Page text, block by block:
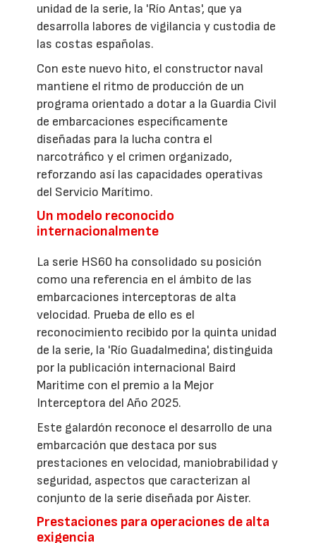
unidad de la serie, la 'Río Antas', que ya
desarrolla labores de vigilancia y custodia de
las costas españolas.
Con este nuevo hito, el constructor naval
mantiene el ritmo de producción de un
programa orientado a dotar a la Guardia Civil
de embarcaciones específicamente
diseñadas para la lucha contra el
narcotráfico y el crimen organizado,
reforzando así las capacidades operativas
del Servicio Marítimo.
Un modelo reconocido
internacionalmente
La serie HS60 ha consolidado su posición
como una referencia en el ámbito de las
embarcaciones interceptoras de alta
velocidad. Prueba de ello es el
reconocimiento recibido por la quinta unidad
de la serie, la 'Río Guadalmedina', distinguida
por la publicación internacional Baird
Maritime con el premio a la Mejor
Interceptora del Año 2025.
Este galardón reconoce el desarrollo de una
embarcación que destaca por sus
prestaciones en velocidad, maniobrabilidad y
seguridad, aspectos que caracterizan al
conjunto de la serie diseñada por Aister.
Prestaciones para operaciones de alta
exigencia